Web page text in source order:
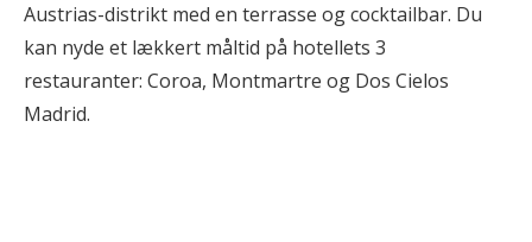
Austrias-distrikt med en terrasse og cocktailbar. Du
kan nyde et lækkert måltid på hotellets 3
restauranter: Coroa, Montmartre og Dos Cielos
Madrid.